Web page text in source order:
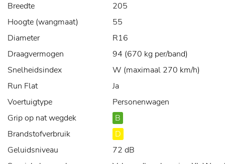
Breedte
205
Hoogte (wangmaat)
55
Diameter
R16
Draagvermogen
94 (670 kg per/band)
Snelheidsindex
W (maximaal 270 km/h)
Run Flat
Ja
Voertuigtype
Personenwagen
Grip op nat wegdek
B
Brandstofverbruik
D
Geluidsniveau
72 dB